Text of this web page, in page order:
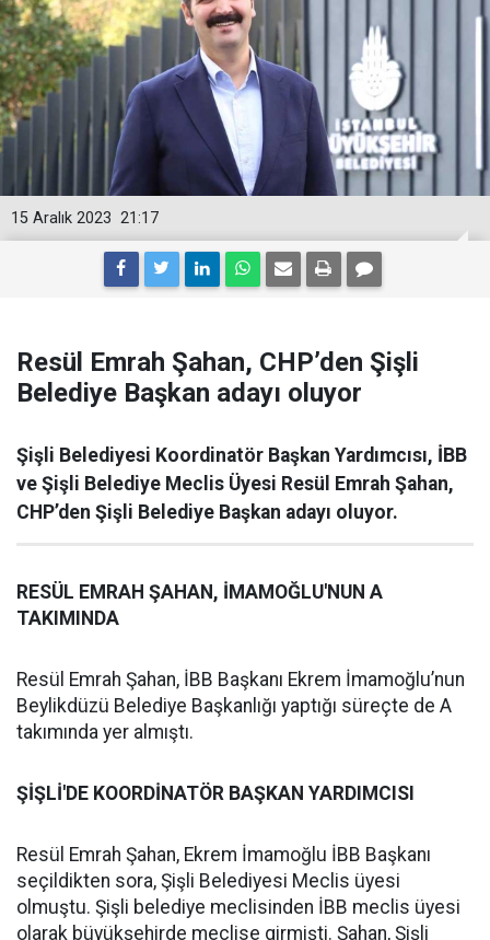
21:17
15 Aralık 2023
Resül Emrah Şahan, CHP’den Şişli
Belediye Başkan adayı oluyor
Şişli Belediyesi Koordinatör Başkan Yardımcısı, İBB
ve Şişli Belediye Meclis Üyesi Resül Emrah Şahan,
CHP’den Şişli Belediye Başkan adayı oluyor.
RESÜL EMRAH ŞAHAN, İMAMOĞLU'NUN A
TAKIMINDA
Resül Emrah Şahan, İBB Başkanı Ekrem İmamoğlu’nun
Beylikdüzü Belediye Başkanlığı yaptığı süreçte de A
takımında yer almıştı.
ŞİŞLİ'DE KOORDİNATÖR BAŞKAN YARDIMCISI
Resül Emrah Şahan, Ekrem İmamoğlu İBB Başkanı
seçildikten sora, Şişli Belediyesi Meclis üyesi
olmuştu. Şişli belediye meclisinden İBB meclis üyesi
olarak büyükşehirde meclise girmişti. Şahan, Şişli